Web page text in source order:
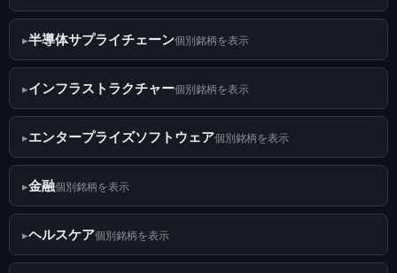
半導体サプライチェーン個別銘柄を表示
インフラストラクチャー個別銘柄を表示
エンタープライズソフトウェア個別銘柄を表示
金融個別銘柄を表示
ヘルスケア個別銘柄を表示